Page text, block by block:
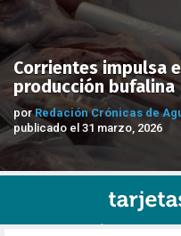
Corrientes impulsa
producción bufalina
porRedación Crónicas de
publicado el 31 marzo, 2026